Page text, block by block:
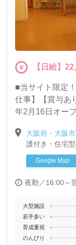
【日給】
■当サイト限定
仕事】【賞与あ
年2月16日オープ
大阪府・大阪
護付き・住宅
Google Map
夜勤／16:00～
大型施設
若手多い
育成重視
のんびり